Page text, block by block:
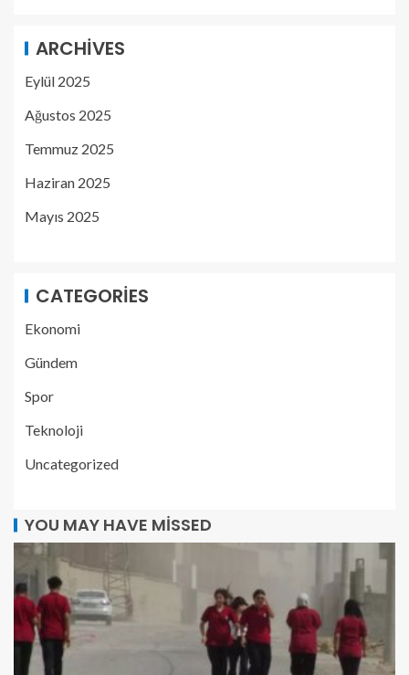
ARCHIVES
Eylül 2025
Ağustos 2025
Temmuz 2025
Haziran 2025
Mayıs 2025
CATEGORIES
Ekonomi
Gündem
Spor
Teknoloji
Uncategorized
YOU MAY HAVE MISSED